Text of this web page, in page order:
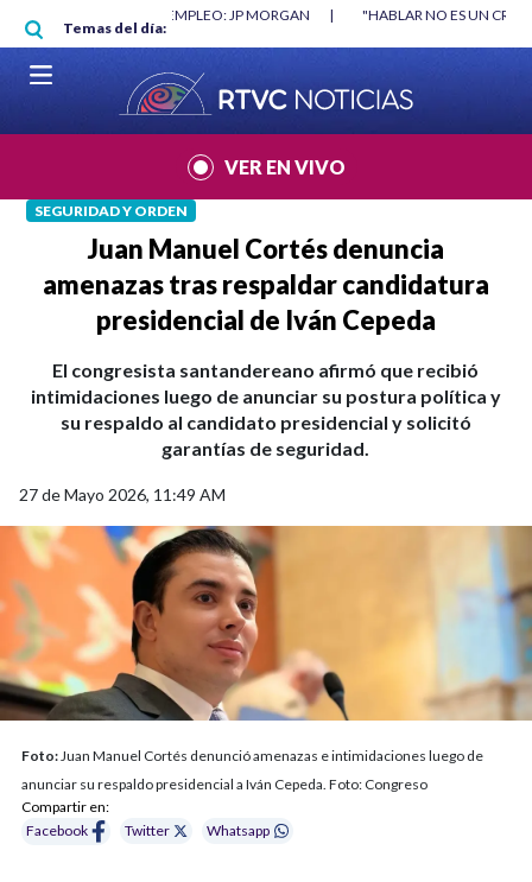
Pasar al contenido principal
Temas del día:
"HABLAR NO ES UN CRIMEN": CARTA DE BETO CORAL |
VER EN VIVO
SEGURIDAD Y ORDEN
Juan Manuel Cortés denuncia
amenazas tras respaldar candidatura
presidencial de Iván Cepeda
El congresista santandereano afirmó que recibió
intimidaciones luego de anunciar su postura política y
su respaldo al candidato presidencial y solicitó
garantías de seguridad.
27 de Mayo 2026, 11:49 AM
Foto: Juan Manuel Cortés denunció amenazas e intimidaciones luego de
anunciar su respaldo presidencial a Iván Cepeda. Foto: Congreso
Compartir en:
Facebook
Twitter Whatsapp